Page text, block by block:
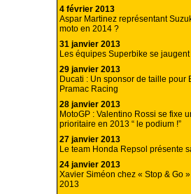
4 février 2013
Aspar Martinez représentant
moto en 2014 ?
31 janvier 2013
Les équipes Superbike se
29 janvier 2013
Ducati : Un sponsor de taille pour
Pramac Racing
28 janvier 2013
MotoGP : Valentino Rossi se fixe
prioritaire en 2013 “ le podium !”
27 janvier 2013
Le team Honda Repsol présente
24 janvier 2013
Xavier Siméon chez « Stop & Go
2013